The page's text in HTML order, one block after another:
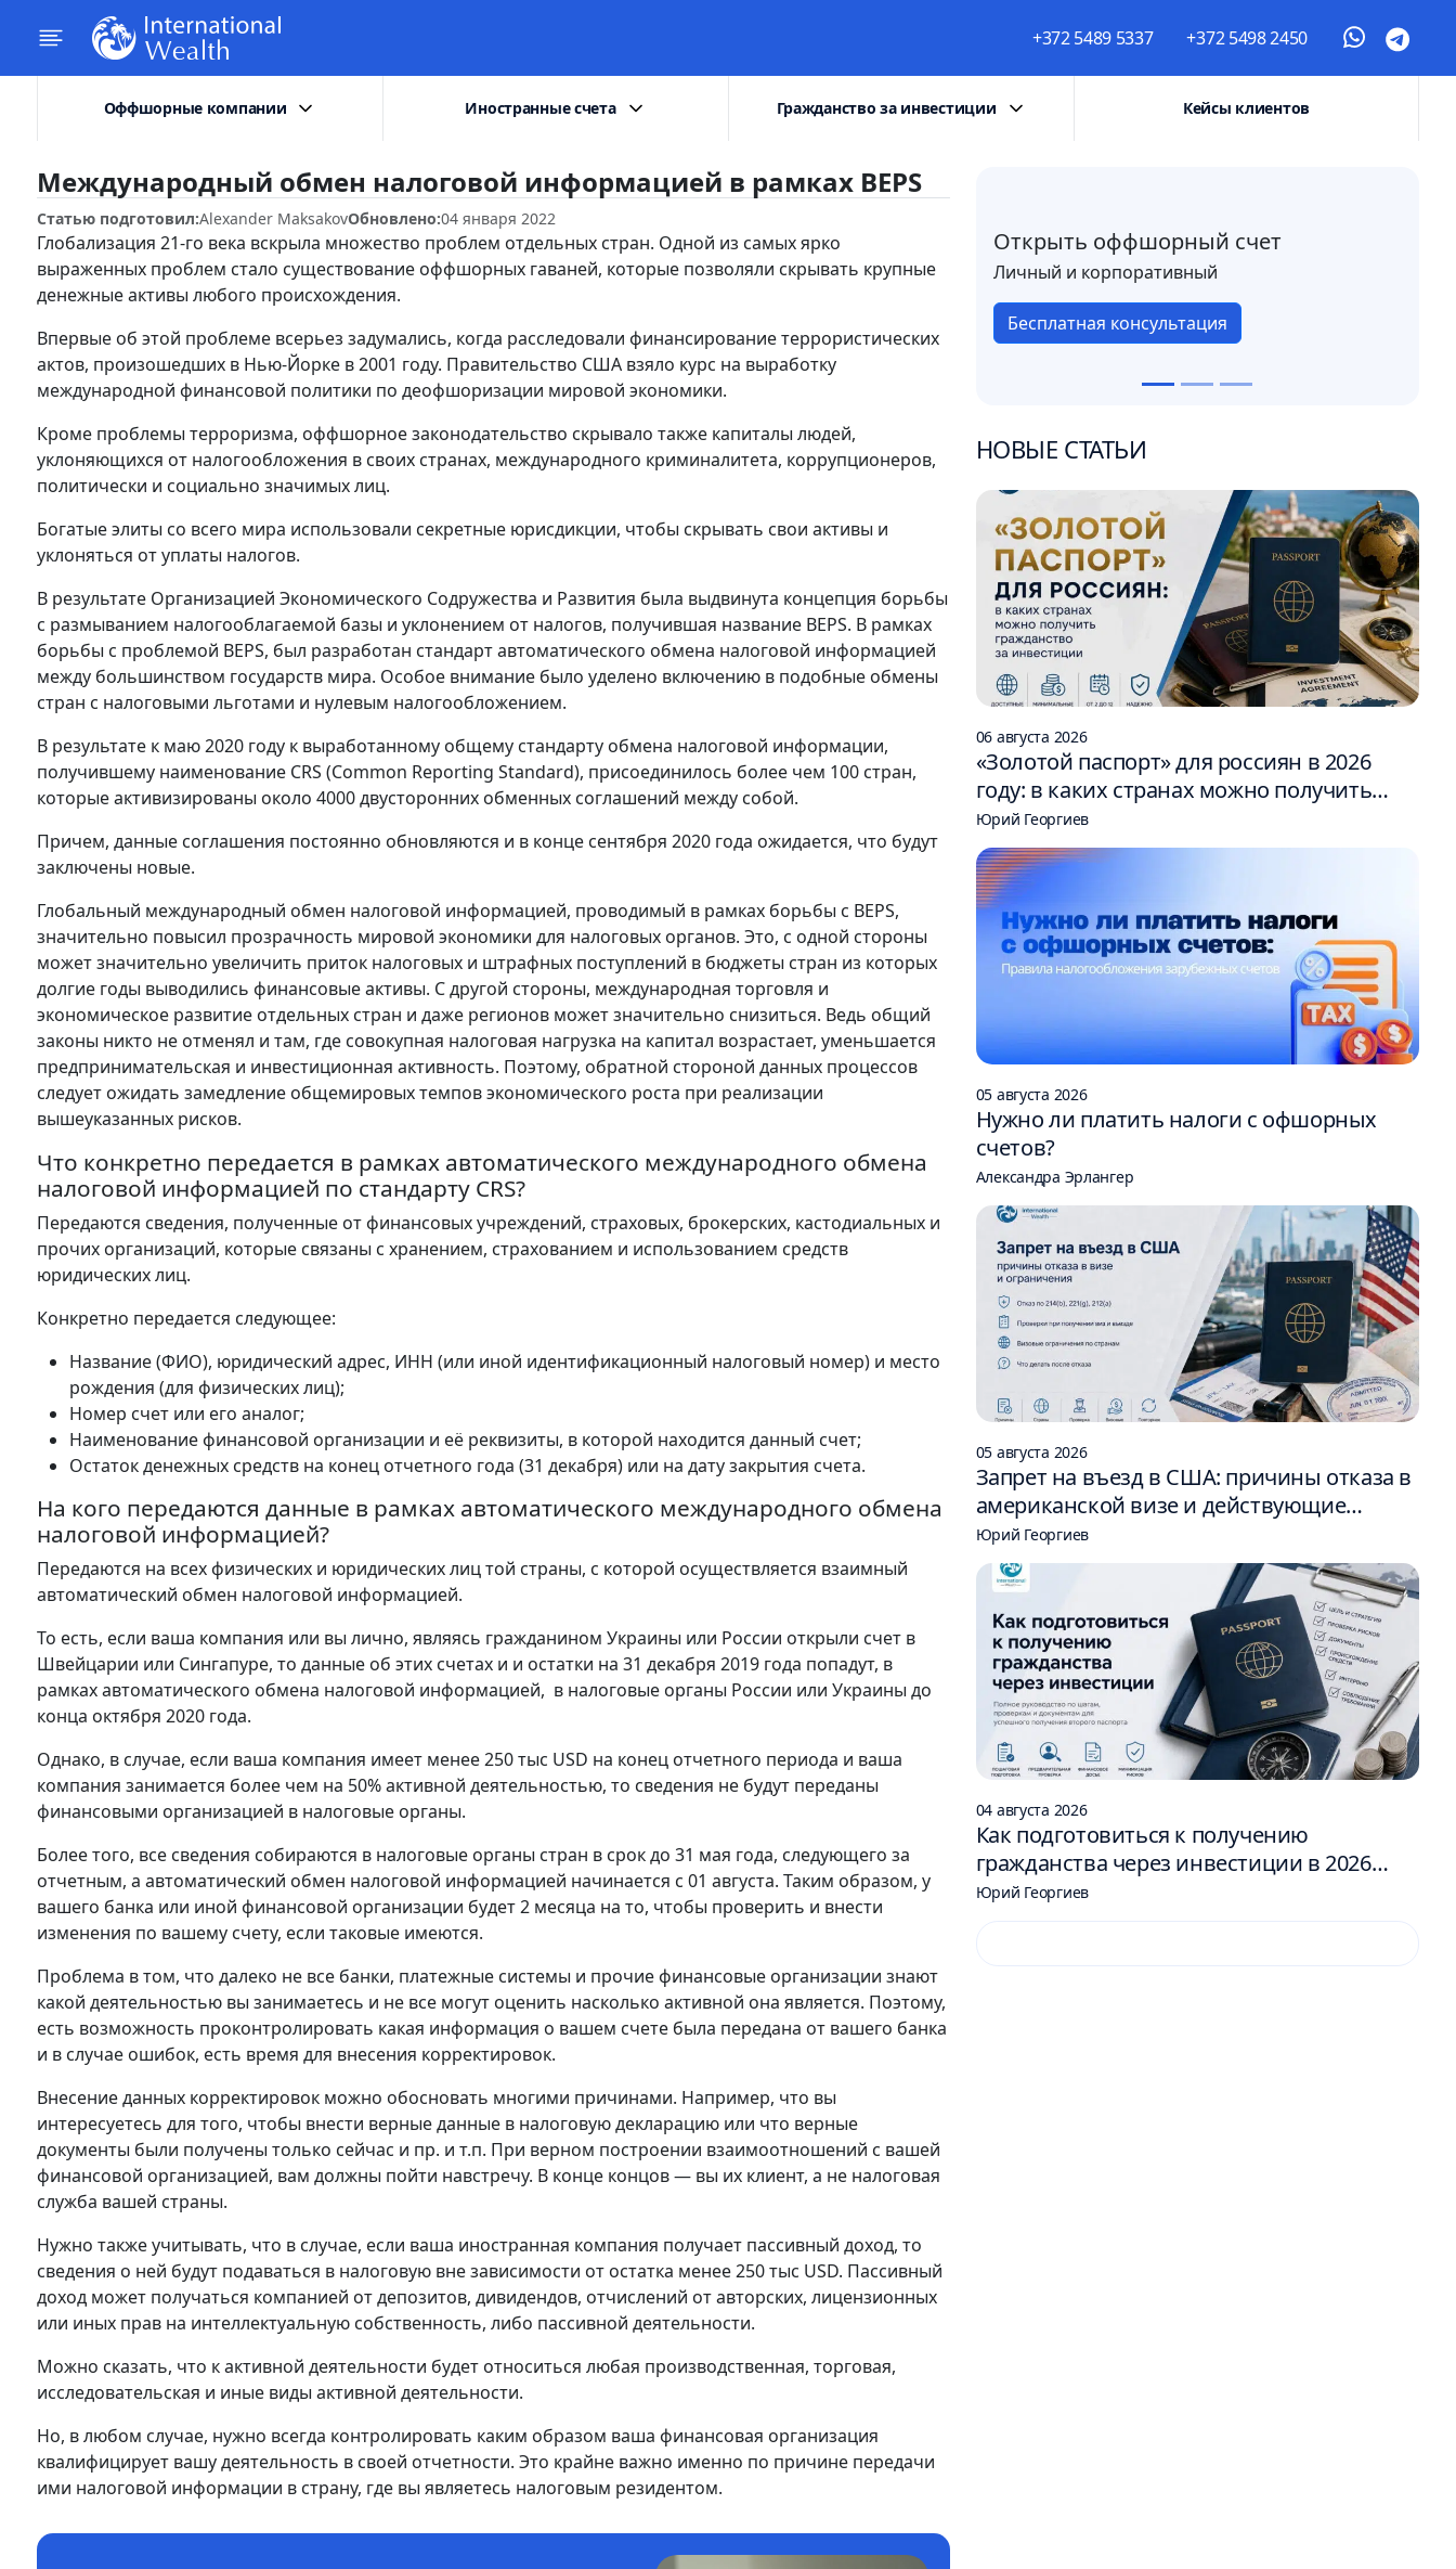
+372 5489 5337 +372 5498 2450
Оффшорные компании Иностранные счета Гражданство за инвестиции Кейсы клиентов
Международный обмен налоговой информацией в рамках BEPS
Статью подготовил:Alexander MaksakovОбновлено:04 января 2022
Глобализация 21-го века вскрыла множество проблем отдельных стран. Одной из самых ярко
выраженных проблем стало существование оффшорных гаваней, которые позволяли скрывать крупные
денежные активы любого происхождения.
Впервые об этой проблеме всерьез задумались, когда расследовали финансирование террористических
актов, произошедших в Нью-Йорке в 2001 году. Правительство США взяло курс на выработку
международной финансовой политики по деофшоризации мировой экономики.
Кроме проблемы терроризма, оффшорное законодательство скрывало также капиталы людей,
уклоняющихся от налогообложения в своих странах, международного криминалитета, коррупционеров,
политически и социально значимых лиц.
Богатые элиты со всего мира использовали секретные юрисдикции, чтобы скрывать свои активы и
уклоняться от уплаты налогов.
В результате Организацией Экономического Содружества и Развития была выдвинута концепция борьбы
с размыванием налогооблагаемой базы и уклонением от налогов, получившая название BEPS. В рамках
борьбы с проблемой BEPS, был разработан стандарт автоматического обмена налоговой информацией
между большинством государств мира. Особое внимание было уделено включению в подобные обмены
стран с налоговыми льготами и нулевым налогообложением.
В результате к маю 2020 году к выработанному общему стандарту обмена налоговой информации,
получившему наименование CRS (Common Reporting Standard), присоединилось более чем 100 стран,
которые активизированы около 4000 двусторонних обменных соглашений между собой.
Причем, данные соглашения постоянно обновляются и в конце сентября 2020 года ожидается, что будут
заключены новые.
Глобальный международный обмен налоговой информацией, проводимый в рамках борьбы с BEPS,
значительно повысил прозрачность мировой экономики для налоговых органов. Это, с одной стороны
может значительно увеличить приток налоговых и штрафных поступлений в бюджеты стран из которых
долгие годы выводились финансовые активы. С другой стороны, международная торговля и
экономическое развитие отдельных стран и даже регионов может значительно снизиться. Ведь общий
законы никто не отменял и там, где совокупная налоговая нагрузка на капитал возрастает, уменьшается
предпринимательская и инвестиционная активность. Поэтому, обратной стороной данных процессов
следует ожидать замедление общемировых темпов экономического роста при реализации
вышеуказанных рисков.
Что конкретно передается в рамках автоматического международного обмена
налоговой информацией по стандарту CRS?
Передаются сведения, полученные от финансовых учреждений, страховых, брокерских, кастодиальных и
прочих организаций, которые связаны с хранением, страхованием и использованием средств
юридических лиц.
Конкретно передается следующее:
Название (ФИО), юридический адрес, ИНН (или иной идентификационный налоговый номер) и место
рождения (для физических лиц);
Номер счет или его аналог;
Наименование финансовой организации и её реквизиты, в которой находится данный счет;
Остаток денежных средств на конец отчетного года (31 декабря) или на дату закрытия счета.
На кого передаются данные в рамках автоматического международного обмена
налоговой информацией?
Передаются на всех физических и юридических лиц той страны, с которой осуществляется взаимный
автоматический обмен налоговой информацией.
То есть, если ваша компания или вы лично, являясь гражданином Украины или России открыли счет в
Швейцарии или Сингапуре, то данные об этих счетах и и остатки на 31 декабря 2019 года попадут, в
рамках автоматического обмена налоговой информацией, в налоговые органы России или Украины до
конца октября 2020 года.
Однако, в случае, если ваша компания имеет менее 250 тыс USD на конец отчетного периода и ваша
компания занимается более чем на 50% активной деятельностью, то сведения не будут переданы
финансовыми организацией в налоговые органы.
Более того, все сведения собираются в налоговые органы стран в срок до 31 мая года, следующего за
отчетным, а автоматический обмен налоговой информацией начинается с 01 августа. Таким образом, у
вашего банка или иной финансовой организации будет 2 месяца на то, чтобы проверить и внести
изменения по вашему счету, если таковые имеются.
Проблема в том, что далеко не все банки, платежные системы и прочие финансовые организации знают
какой деятельностью вы занимаетесь и не все могут оценить насколько активной она является. Поэтому,
есть возможность проконтролировать какая информация о вашем счете была передана от вашего банка
и в случае ошибок, есть время для внесения корректировок.
Внесение данных корректировок можно обосновать многими причинами. Например, что вы
интересуетесь для того, чтобы внести верные данные в налоговую декларацию или что верные
документы были получены только сейчас и пр. и т.п. При верном построении взаимоотношений с вашей
финансовой организацией, вам должны пойти навстречу. В конце концов — вы их клиент, а не налоговая
служба вашей страны.
Нужно также учитывать, что в случае, если ваша иностранная компания получает пассивный доход, то
сведения о ней будут подаваться в налоговую вне зависимости от остатка менее 250 тыс USD. Пассивный
доход может получаться компанией от депозитов, дивидендов, отчислений от авторских, лицензионных
или иных прав на интеллектуальную собственность, либо пассивной деятельности.
Можно сказать, что к активной деятельности будет относиться любая производственная, торговая,
исследовательская и иные виды активной деятельности.
Но, в любом случае, нужно всегда контролировать каким образом ваша финансовая организация
квалифицирует вашу деятельность в своей отчетности. Это крайне важно именно по причине передачи
ими налоговой информации в страну, где вы являетесь налоговым резидентом.
Открыть оффшорный счет
Личный и корпоративный
Бесплатная консультация
НОВЫЕ СТАТЬИ
06 августа 2026
«Золотой паспорт» для россиян в 2026
году: в каких странах можно получить
гражданство за инвестиции
Юрий Георгиев
05 августа 2026
Нужно ли платить налоги с офшорных
счетов?
Александра Эрлангер
05 августа 2026
Запрет на въезд в США: причины отказа в
американской визе и действующие
ограничения
Юрий Георгиев
04 августа 2026
Как подготовиться к получению
гражданства через инвестиции в 2026
году: 6 шагов
Юрий Георгиев